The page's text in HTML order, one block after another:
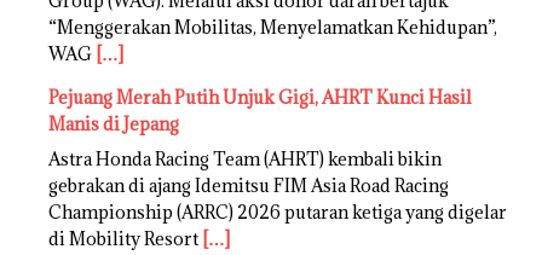
“Menggerakan Mobilitas, Menyelamatkan Kehidupan”,
WAG […]
Pejuang Merah Putih Unjuk Gigi, AHRT Kunci Hasil
Manis di Jepang
Astra Honda Racing Team (AHRT) kembali bikin
gebrakan di ajang Idemitsu FIM Asia Road Racing
Championship (ARRC) 2026 putaran ketiga yang digelar
di Mobility Resort […]